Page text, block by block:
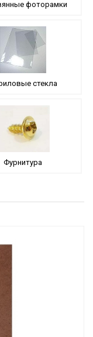
фоторамки
стекла
Фурнитура